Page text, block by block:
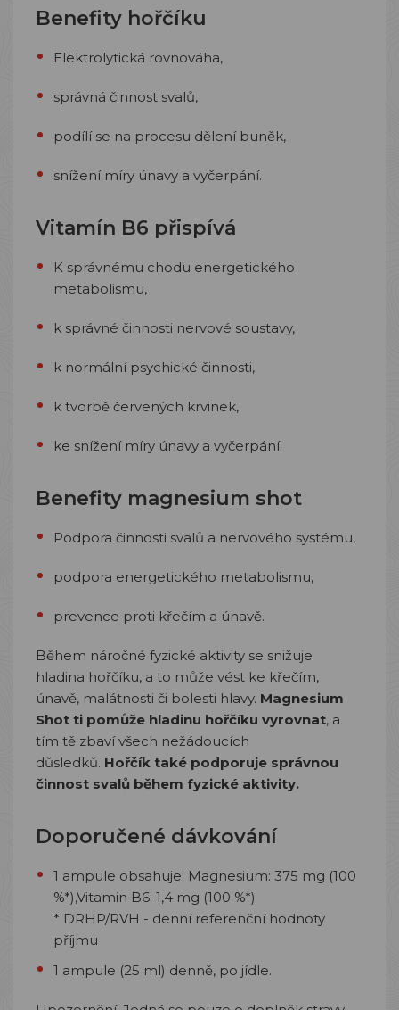
Benefity hořčíku
Elektrolytická rovnováha,
správná činnost svalů,
podílí se na procesu dělení buněk,
snížení míry únavy a vyčerpání.
Vitamín B6 přispívá
K správnému chodu energetického
metabolismu,
k správné činnosti nervové soustavy,
k normální psychické činnosti,
k tvorbě červených krvinek,
ke snížení míry únavy a vyčerpání.
Benefity magnesium shot
Podpora činnosti svalů a nervového systému,
podpora energetického metabolismu,
prevence proti křečím a únavě.
Během náročné fyzické aktivity se snižuje
hladina hořčíku, a to může vést ke křečím,
únavě, malátnosti či bolesti hlavy. Magnesium
Shot ti pomůže hladinu hořčíku vyrovnat, a
tím tě zbaví všech nežádoucích
důsledků. Hořčík také podporuje správnou
činnost svalů během fyzické aktivity.
Doporučené dávkování
1 ampule obsahuje: Magnesium: 375 mg (100
%*),Vitamin B6: 1,4 mg (100 %*)
* DRHP/RVH - denní referenční hodnoty
příjmu
1 ampule (25 ml) denně, po jídle.